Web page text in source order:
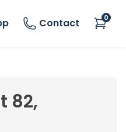
Contact 0
82,